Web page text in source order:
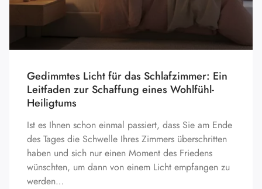
Gedimmtes Licht für das Schlafzimmer: Ein
Leitfaden zur Schaffung eines Wohlfühl-
Heiligtums
Ist es Ihnen schon einmal passiert, dass Sie am Ende
des Tages die Schwelle Ihres Zimmers überschritten
haben und sich nur einen Moment des Friedens
wünschten, um dann von einem Licht empfangen zu
werden…